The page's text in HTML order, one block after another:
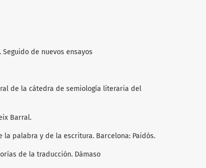
de nuevos ensayos
de la cátedra de semiología literaria del
Barral.
la palabra y de la escritura. Barcelona: Paidós.
de la traducción. Dámaso